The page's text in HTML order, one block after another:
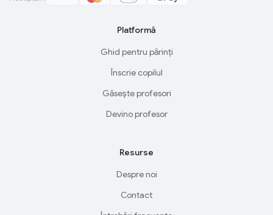
Platformă
Ghid pentru părinți
Înscrie copilul
Găsește profesori
Devino profesor
Resurse
Despre noi
Contact